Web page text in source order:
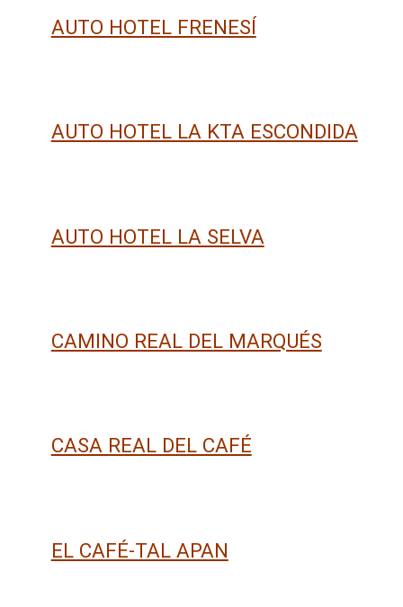
AUTO HOTEL FRENESÍ
AUTO HOTEL LA KTA ESCONDIDA
AUTO HOTEL LA SELVA
CAMINO REAL DEL MARQUÉS
CASA REAL DEL CAFÉ
EL CAFÉ-TAL APAN